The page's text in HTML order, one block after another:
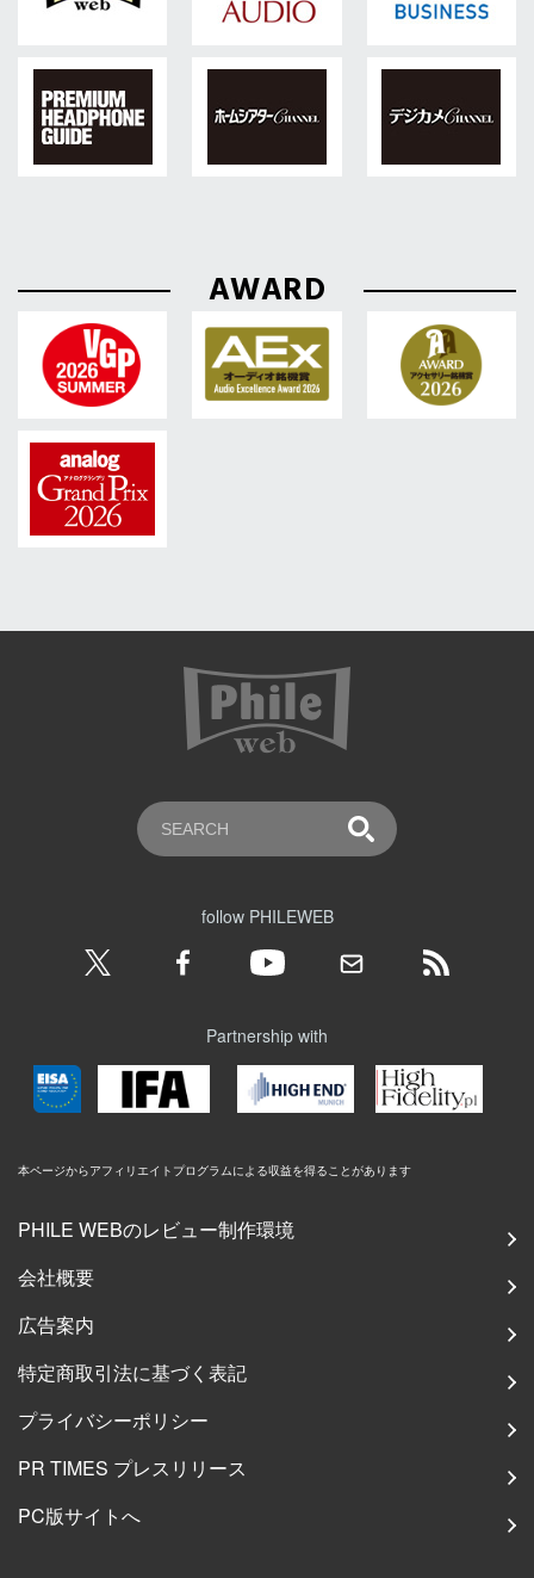
AWARD
follow PHILEWEB
Partnership with
本ページからアフィリエイトプログラムによる収益を得ることがあります
PHILE WEBのレビュー制作環境
会社概要
広告案内
特定商取引法に基づく表記
プライバシーポリシー
PR TIMES プレスリリース
PC版サイトへ